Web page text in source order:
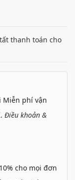
thanh toán cho
phí vận
Điều khoản &
cho mọi đơn